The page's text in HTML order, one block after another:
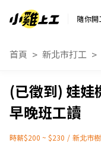
隨你開
首頁 新北市打工
娃娃
早晚班工讀
時薪$200 ~ $230 / 新北市